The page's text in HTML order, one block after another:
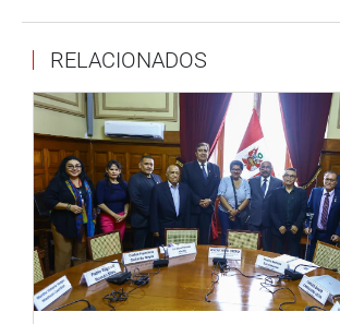
democrática, que constituye una política
el desarrollo integral del país.
“Esta expectativa de este centro
años atrás. Se trata de una zona que
atractivos turísticos envidiables para
países. Tiene una reserva nacional y
para su desarrollo. Además, tiene que
urgente muchos desafíos, como salud,
agricultura y transportes”, refirió.
RELACIONADOS